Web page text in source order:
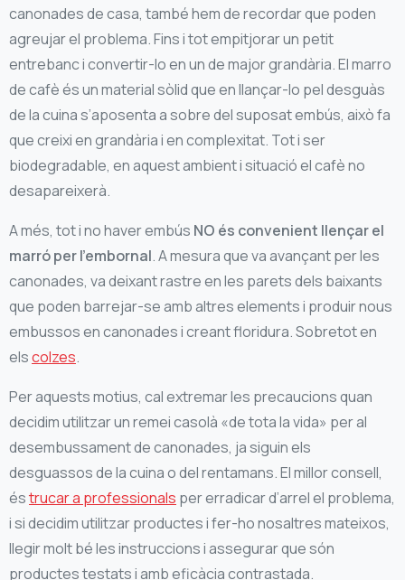
canonades de casa, també hem de recordar que poden
agreujar el problema. Fins i tot empitjorar un petit
entrebanc i convertir-lo en un de major grandària. El marro
de cafè és un material sòlid que en llançar-lo pel desguàs
de la cuina s’aposenta a sobre del suposat embús, això fa
que creixi en grandària i en complexitat. Tot i ser
biodegradable, en aquest ambient i situació el cafè no
desapareixerà.
A més, tot i no haver embús NO és convenient llençar el
marró per l’embornal. A mesura que va avançant per les
canonades, va deixant rastre en les parets dels baixants
que poden barrejar-se amb altres elements i produir nous
embussos en canonades i creant floridura. Sobretot en
elscolzes.
Per aquests motius, cal extremar les precaucions quan
decidim utilitzar un remei casolà «de tota la vida» per al
desembussament de canonades, ja siguin els
desguassos de la cuina o del rentamans. El millor consell,
éstrucar a professionals per erradicar d’arrel el problema,
i si decidim utilitzar productes i fer-ho nosaltres mateixos,
llegir molt bé les instruccions i assegurar que són
productes testats i amb eficàcia contrastada.